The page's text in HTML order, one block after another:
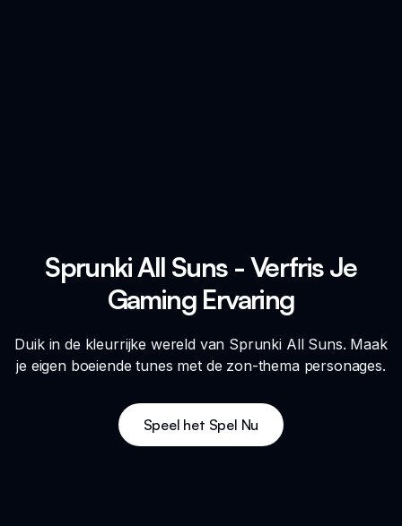
Sprunki All Suns - Verfris Je
Gaming Ervaring
Duik in de kleurrijke wereld van Sprunki All Suns. Maak
je eigen boeiende tunes met de zon-thema personages.
Speel het Spel Nu